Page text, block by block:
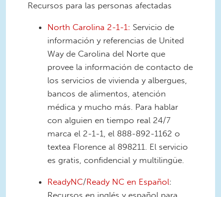
Recursos para las personas afectadas
North Carolina 2-1-1: Servicio de
información y referencias de United
Way de Carolina del Norte que
provee la información de contacto de
los servicios de vivienda y albergues,
bancos de alimentos, atención
médica y mucho más. Para hablar
con alguien en tiempo real 24/7
marca el 2-1-1, el 888-892-1162 o
textea Florence al 898211. El servicio
es gratis, confidencial y multilingüe.
ReadyNC/Ready NC en Español:
Recursos en inglés y español para